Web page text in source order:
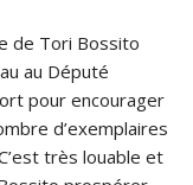
de Tori Bossito
au Député
pour encourager
d’exemplaires
très louable et